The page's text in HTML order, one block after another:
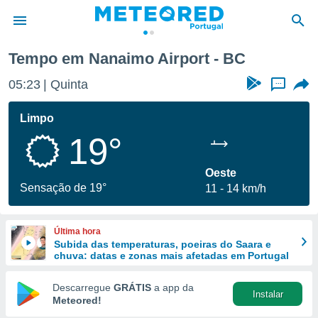
da
foi
fornecidas
a este
das
e
forma
digital
Tempo em Nanaimo Airport - BC
05:23 Quinta ...
Limpo
19°
Sensação de 19°
Oeste
11
14 km/h
Última hora
Subida das temperaturas, poeiras do Saara e
chuva: datas e zonas mais afetadas em Portugal
Descarregue GRÁTIS a app da
Meteored!
Instalar